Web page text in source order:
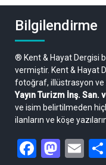
Bilgilendirme
® Kent & Hayat Dergisi
vermiştir. Kent & Hayat
fotoğraf, illüstrasyon ve
Yayın Turizm İnş. San.
ve isim belirtilmeden
ilanların ve köşe